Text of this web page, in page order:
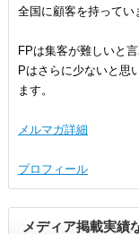
全国に顧客を持ってい
FPは集客が難しいと
Pはさらに少ないと思
ます。
メルマガ詳細
プロフィール
メディア掲載実績